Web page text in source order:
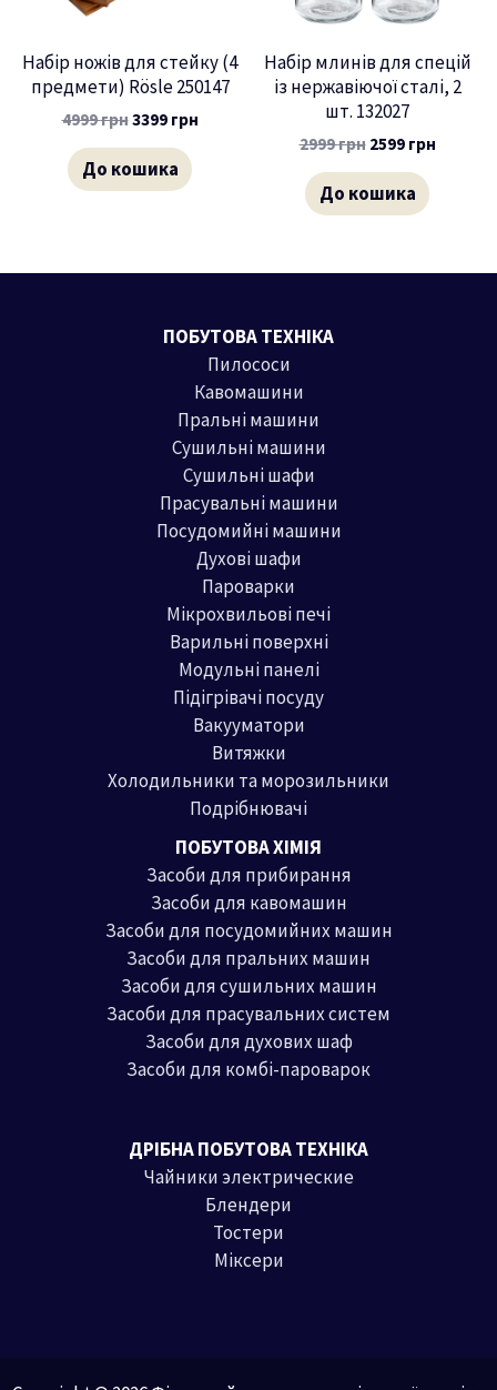
Набір ножів для стейку (4
предмети) Rösle 250147
4999грн3399 грн
До кошика
Набір млинів для спецій
із нержавіючої сталі, 2
шт. 132027
2999грн 2599 грн
До кошика
ПОБУТОВА ТЕХНІКА
Пилососи
Кавомашини
Пральні машини
Сушильні машини
Сушильні шафи
Прасувальні машини
Посудомийні машини
Духові шафи
Пароварки
Мікрохвильові печі
Варильні поверхні
Модульні панелі
Підігрівачі посуду
Вакууматори
Витяжки
Холодильники та морозильники
Подрібнювачі
ПОБУТОВА ХІМІЯ
Засоби для прибирання
Засоби для кавомашин
Засоби для посудомийних машин
Засоби для пральних машин
Засоби для сушильних машин
Засоби для прасувальних систем
Засоби для духових шаф
Засоби для комбі-пароварок
ДРІБНА ПОБУТОВА ТЕХНІКА
Чайники электрические
Блендери
Тостери
Міксери